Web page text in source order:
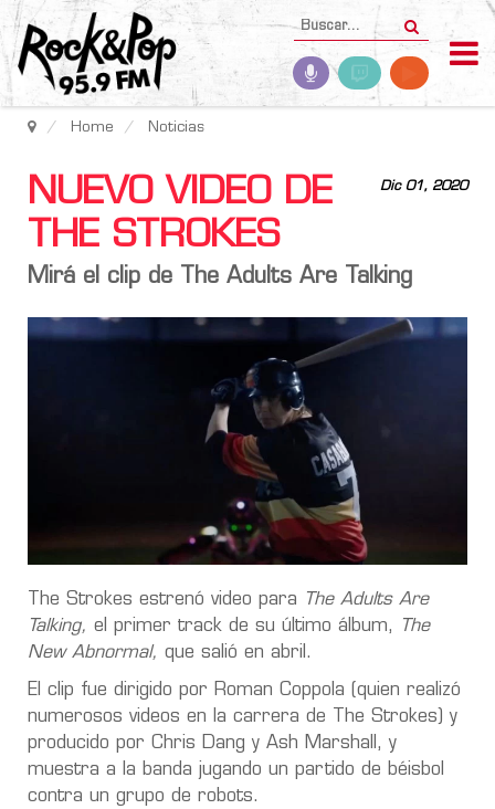
Home Noticias
Dic 01, 2020
NUEVO VIDEO DE
THE STROKES
Mirá el clip de The Adults Are Talking
The Strokes estrenó video para
The Adults Are
Talking, el primer track de su último álbum,
The
New Abnormal, que salió en abril.
El clip fue dirigido por Roman Coppola (quien realizó
numerosos videos en la carrera de The Strokes) y
producido por Chris Dang y Ash Marshall, y
muestra a la banda jugando un partido de béisbol
contra un grupo de robots.